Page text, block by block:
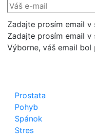
Zadajte prosím email v
Zadajte prosím email v
Výborne, váš email
Prostata
Pohyb
Spánok
Stres